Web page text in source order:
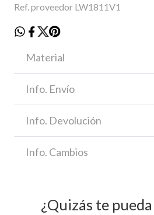
Ref. proveedor LW1811V1
Material
Info. Envío
Info. Devolución
Info. Cambios
¿Quizás te